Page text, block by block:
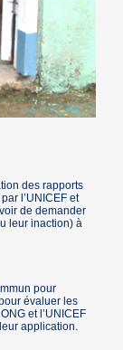
des rapports
l’UNICEF et
de demander
leur inaction) à
pour
évaluer les
et l’UNICEF
application.